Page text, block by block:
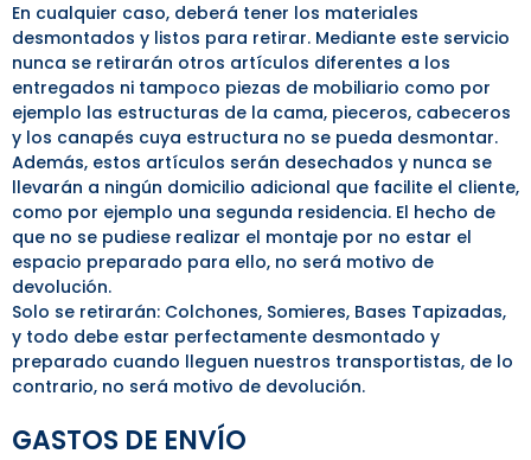
En cualquier caso, deberá tener los materiales
desmontados y listos para retirar. Mediante este servicio
nunca se retirarán otros artículos diferentes a los
entregados ni tampoco piezas de mobiliario como por
ejemplo las estructuras de la cama, pieceros, cabeceros
y los canapés cuya estructura no se pueda desmontar.
Además, estos artículos serán desechados y nunca se
llevarán a ningún domicilio adicional que facilite el cliente,
como por ejemplo una segunda residencia. El hecho de
que no se pudiese realizar el montaje por no estar el
espacio preparado para ello, no será motivo de
devolución.
Solo se retirarán: Colchones, Somieres, Bases Tapizadas,
y todo debe estar perfectamente desmontado y
preparado cuando lleguen nuestros transportistas, de lo
contrario, no será motivo de devolución.
GASTOS DE ENVÍO